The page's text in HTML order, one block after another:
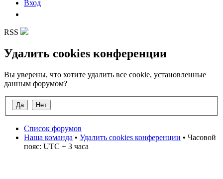
Вход
RSS
Удалить cookies конференции
Вы уверены, что хотите удалить все cookie, установленные
данным форумом?
Список форумов
Наша команда • Удалить cookies конференции • Часовой
пояс: UTC + 3 часа